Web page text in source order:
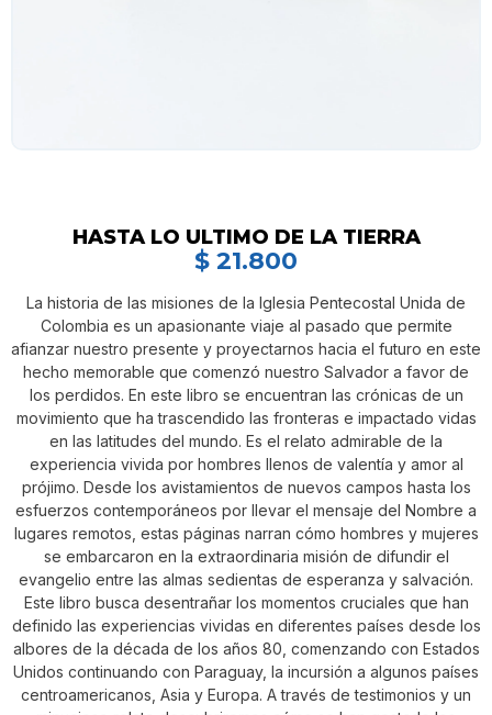
HASTA LO ULTIMO DE LA TIERRA
$ 21.800
La historia de las misiones de la Iglesia Pentecostal Unida de
Colombia es un apasionante viaje al pasado que permite
afianzar nuestro presente y proyectarnos hacia el futuro en este
hecho memorable que comenzó nuestro Salvador a favor de
los perdidos. En este libro se encuentran las crónicas de un
movimiento que ha trascendido las fronteras e impactado vidas
en las latitudes del mundo. Es el relato admirable de la
experiencia vivida por hombres llenos de valentía y amor al
prójimo. Desde los avistamientos de nuevos campos hasta los
esfuerzos contemporáneos por llevar el mensaje del Nombre a
lugares remotos, estas páginas narran cómo hombres y mujeres
se embarcaron en la extraordinaria misión de difundir el
evangelio entre las almas sedientas de esperanza y salvación.
Este libro busca desentrañar los momentos cruciales que han
definido las experiencias vividas en diferentes países desde los
albores de la década de los años 80, comenzando con Estados
Unidos continuando con Paraguay, la incursión a algunos países
centroamericanos, Asia y Europa. A través de testimonios y un